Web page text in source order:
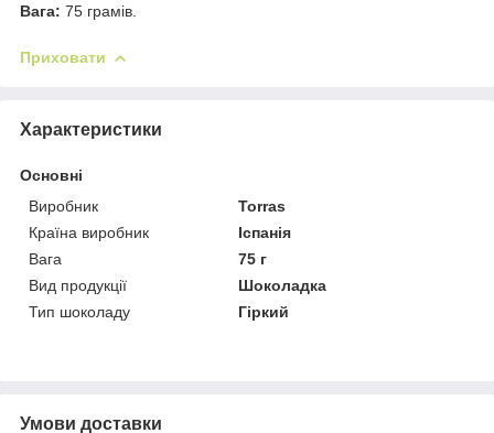
Вага: 75 грамів.
Приховати
Характеристики
Основні
Виробник
Torras
Країна виробник
Іспанія
Вага
75 г
Вид продукції
Шоколадка
Тип шоколаду
Гіркий
Умови доставки